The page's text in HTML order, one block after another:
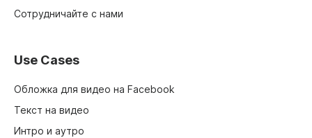
Сотрудничайте с нами
Use Cases
Обложка для видео на Facebook
Текст на видео
Интро и аутро